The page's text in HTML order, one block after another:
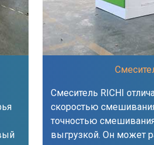
Смеситель RICHI
скоростью
точностью
выгрузкой. Он может